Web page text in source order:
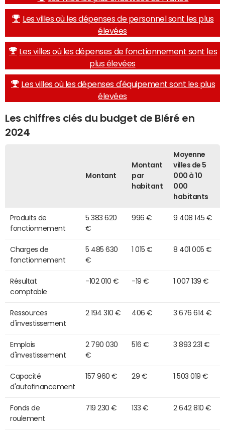
Les villes où les dépenses de personnel sont les plus
élevées
Les villes où les dépenses de fonctionnement sont les
plus élevées
Les villes où les dépenses d'équipement sont les plus
élevées
Les chiffres clés du budget de Bléré en
2024
Montant
Montant
par
habitant
Moyenne
villes de 5
000 à 10
000
habitants
Produits de
fonctionnement
5 383 620
€
996 € 9 408 145 €
Charges de
fonctionnement
5 485 630
€
1 015 € 8 401 005 €
Résultat
comptable
-102 010 € -19 € 1 007 139 €
Ressources
d'investissement
2 194 310 € 406 € 3 676 614 €
Emplois
d'investissement
2 790 030
€
516 € 3 893 231 €
Capacité
d'autofinancement
157 960 € 29 € 1 503 019 €
Fonds de
roulement
719 230 € 133 € 2 642 810 €